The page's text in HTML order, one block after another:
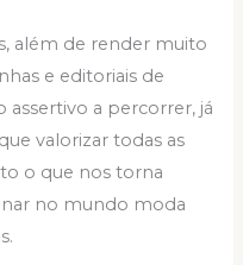
além de render muito
e editoriais de
a percorrer, já
valorizar todas as
o que nos torna
no mundo moda